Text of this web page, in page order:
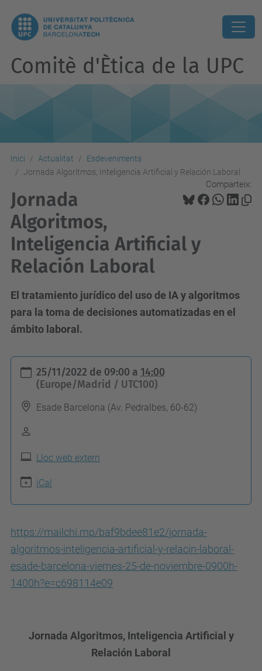
Comitè d'Ètica de la UPC
Inici Actualitat
Esdeveniments
Jornada Algoritmos, Inteligencia Artificial y Relación Laboral
Comparteix:
Jornada
Algoritmos,
Inteligencia Artificial y
Relación Laboral
El tratamiento jurídico del uso de IA y algoritmos
para la toma de decisiones automatizadas en el
ámbito laboral.
c
m
i
t
e
25/11/2022 de 09:00 a 14:00
(Europe/Madrid / UTC100)
Esade Barcelona (Av. Pedralbes, 60-62)
Lloc web extern
iCal
https://mailchi.mp/baf9bdee81e2/jornada-
algoritmos-inteligencia-artificial-y-relacin-laboral-
esade-barcelona-viernes-25-de-noviembre-0900h-
1400h?e=c698114e09
Jornada Algoritmos, Inteligencia Artificial y
Relación Laboral